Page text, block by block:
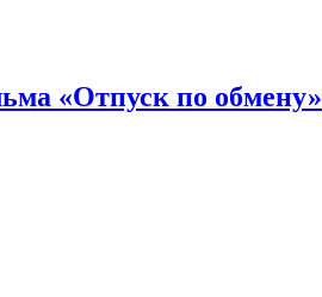
«Отпуск по обмену»